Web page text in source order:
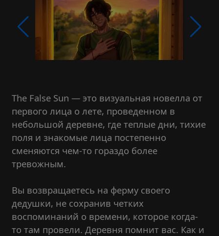
The False Sun — это визуальная новелла от
первого лица о лете, проведенном в
небольшой деревне, где теплые дни, тихие
поля и знакомые лица постепенно
сменяются чем-то гораздо более
тревожным.
Вы возвращаетесь на ферму своего
дедушки, не сохранив четких
воспоминаний о времени, которое когда-
то там провели. Деревня помнит вас. Как и